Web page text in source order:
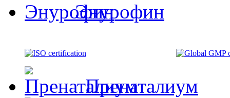
Энурофин
Пренаталиум